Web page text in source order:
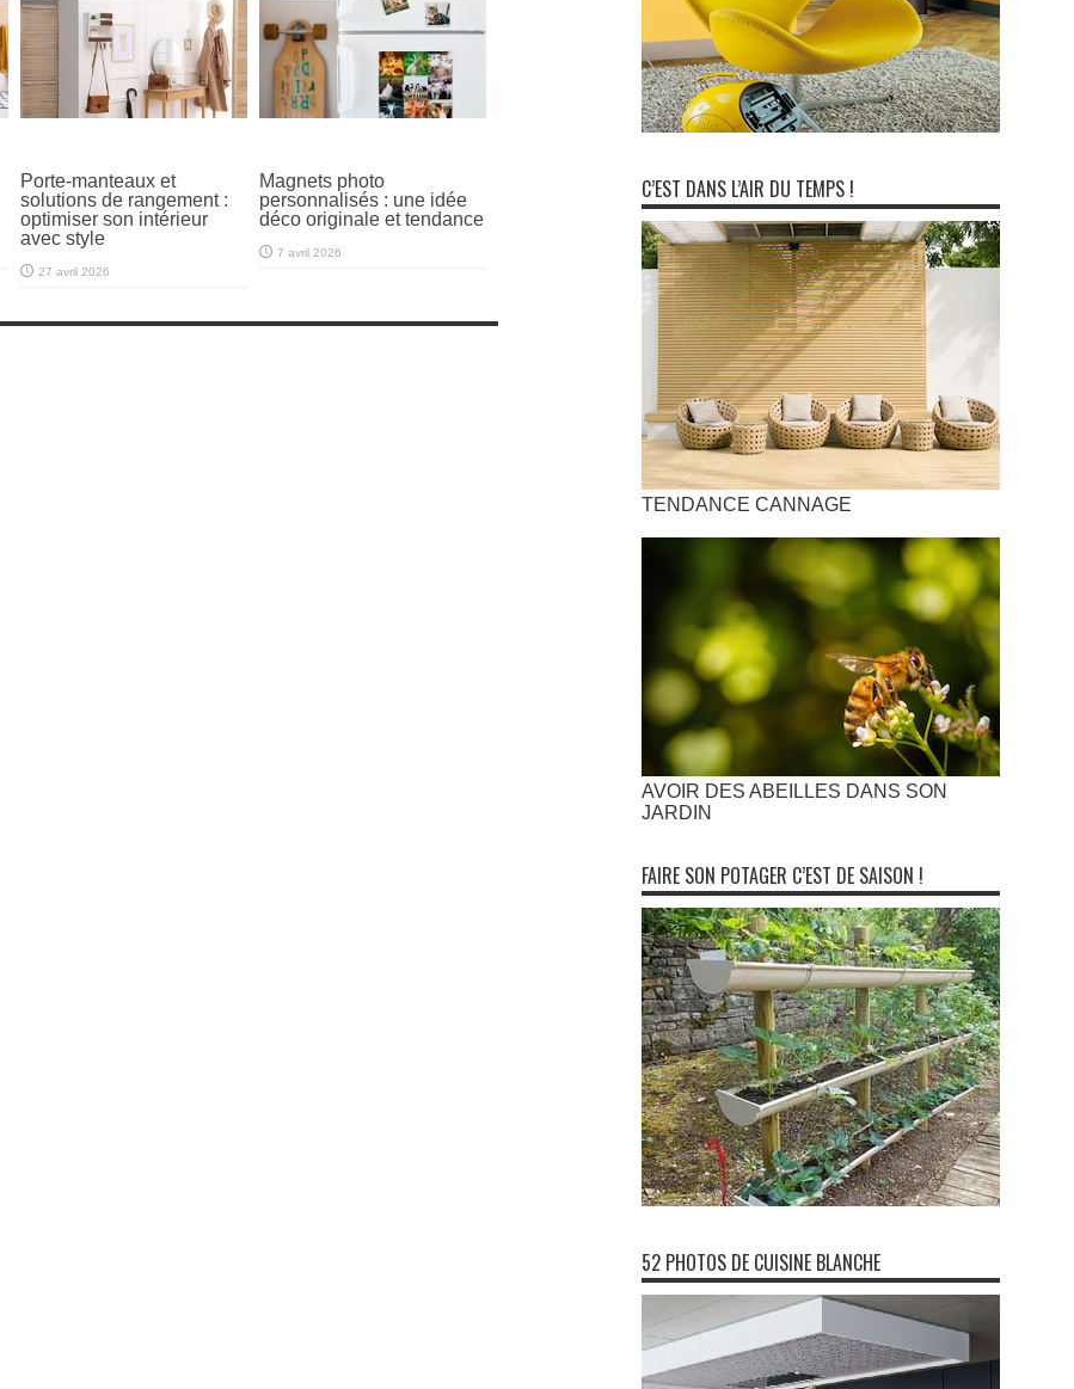
Porte-manteaux et
solutions de rangement :
optimiser son intérieur
avec style
27 avril 2026
Magnets photo
personnalisés : une idée
déco originale et tendance
7 avril 2026
C’EST DANS L’AIR DU TEMPS !
TENDANCE CANNAGE
AVOIR DES ABEILLES DANS SON
JARDIN
FAIRE SON POTAGER C’EST DE SAISON !
52 PHOTOS DE CUISINE BLANCHE